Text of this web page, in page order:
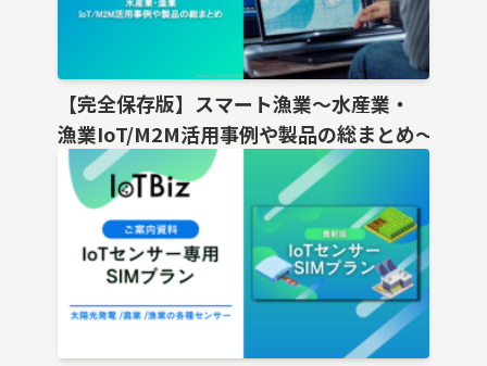
【完全保存版】スマート漁業〜水産業・
漁業IoT/M2M活用事例や製品の総まとめ〜